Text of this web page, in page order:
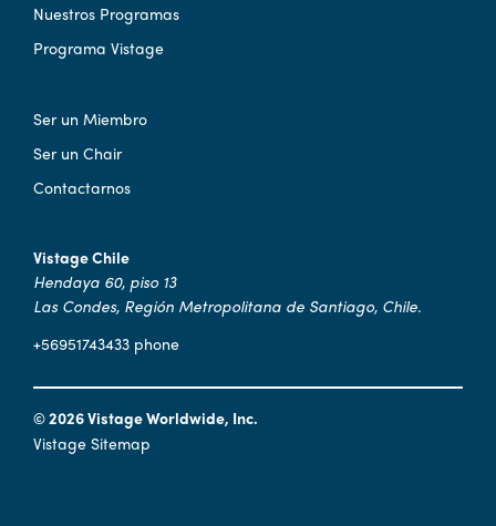
Nuestros Programas
Programa Vistage
Ser un Miembro
Ser un Chair
Contactarnos
Vistage Chile
Hendaya 60, piso 13
Las Condes, Región Metropolitana de Santiago, Chile.
+56951743433 phone
© 2026 Vistage Worldwide, Inc.
Vistage Sitemap